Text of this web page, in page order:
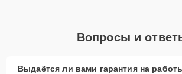
Вопросы и
Выдаётся ли вами гарантия на